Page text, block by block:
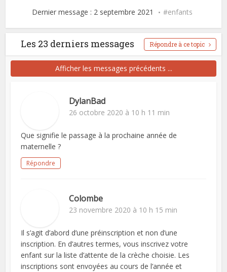
Dernier message : 2 septembre 2021 enfants
Les 23 derniers messages Répondre à ce topic
Afficher les messages précédents ...
DylanBad
26 octobre 2020 à 10 h 11 min
Que signifie le passage à la prochaine année de
maternelle ?
Répondre
Colombe
23 novembre 2020 à 10 h 15 min
Il s’agit d’abord d’une préinscription et non d’une
inscription. En d’autres termes, vous inscrivez votre
enfant sur la liste d’attente de la crèche choisie. Les
inscriptions sont envoyées au cours de l’année et